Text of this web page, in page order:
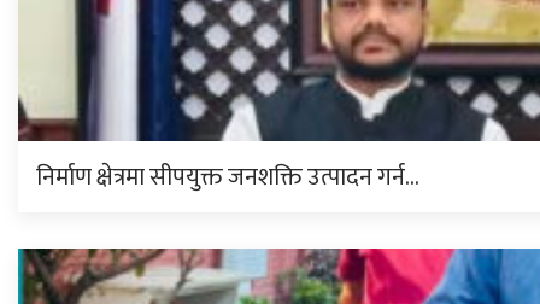
निर्माण क्षेत्रमा सीपयुक्त जनशक्ति उत्पादन गर्न…